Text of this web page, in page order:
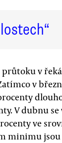
v
v
V dubnu
ve
minimu jsou